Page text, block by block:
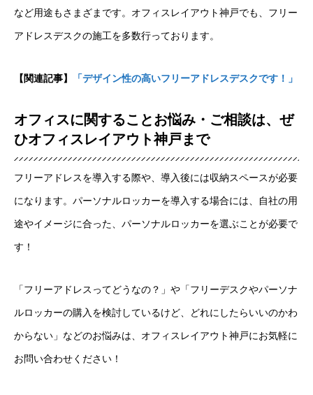
サービスメニュー
営業スタッフ紹介
運営会社
など用途もさまざまです。オフィスレイアウト神戸でも、フリー
アドレスデスクの施工を多数行っております。
【関連記事】 「デザイン性の高いフリーアドレスデスクです！」
オフィスに関することお悩み・ご相談は、ぜ
ひオフィスレイアウト神戸まで
フリーアドレスを導入する際や、導入後には収納スペースが必要
になります。パーソナルロッカーを導入する場合には、自社の用
途やイメージに合った、パーソナルロッカーを選ぶことが必要で
す！
「フリーアドレスってどうなの？」や「フリーデスクやパーソナ
ルロッカーの購入を検討しているけど、どれにしたらいいのかわ
からない」などのお悩みは、オフィスレイアウト神戸にお気軽に
お問い合わせください！